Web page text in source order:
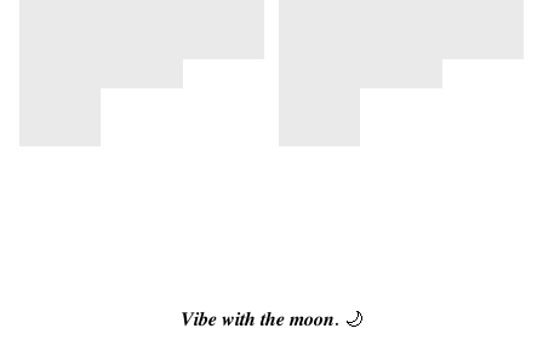
𝑽𝒊𝒃𝒆 𝒘𝒊𝒕𝒉 𝒕𝒉𝒆 𝒎𝒐𝒐𝒏. 🌙